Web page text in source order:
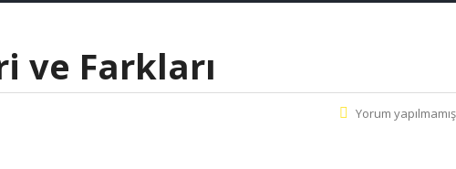
ve Farkları
Yorum yapılmamış